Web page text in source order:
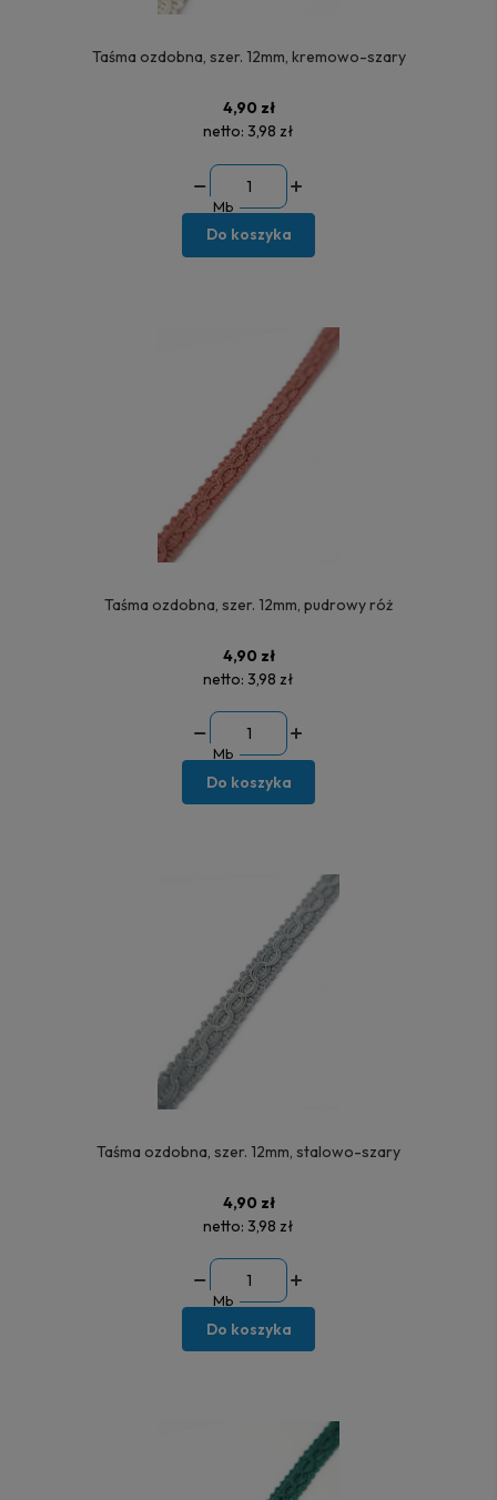
Taśma ozdobna, szer. 12mm, kremowo-szary
4,90 zł
netto: 3,98 zł
Mb
Do koszyka
Taśma ozdobna, szer. 12mm, pudrowy róż
4,90 zł
netto: 3,98 zł
Mb
Do koszyka
Taśma ozdobna, szer. 12mm, stalowo-szary
4,90 zł
netto: 3,98 zł
Mb
Do koszyka